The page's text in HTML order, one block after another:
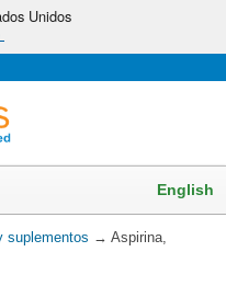
Unidos
English
suplementos → Aspirina,